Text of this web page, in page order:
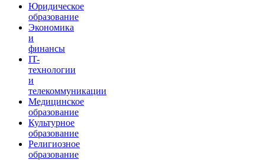
Юридическое
образование
Экономика
и
финансы
IT-
технологии
и
телекоммуникации
Медицинское
образование
Культурное
образование
Религиозное
образование